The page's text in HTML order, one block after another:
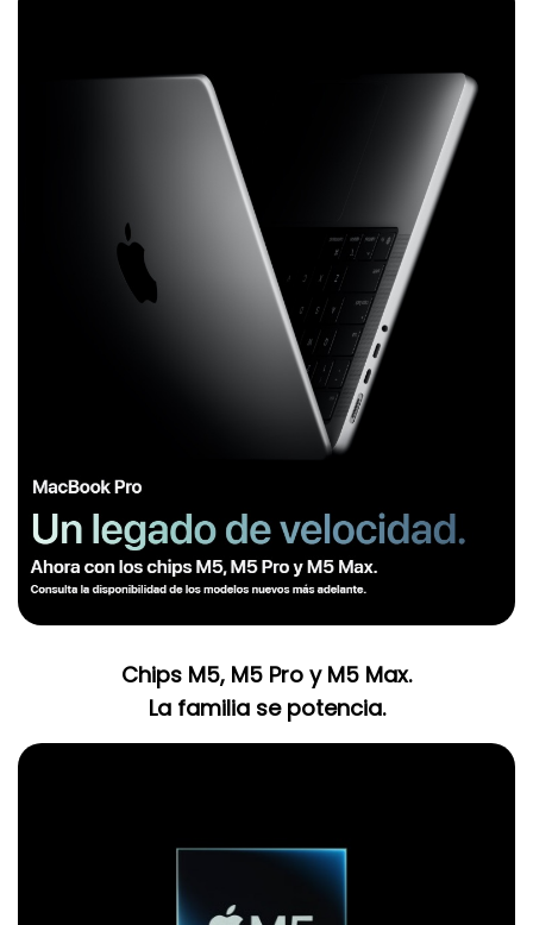
Chips M5, M5 Pro y M5 Max.
La familia se potencia.